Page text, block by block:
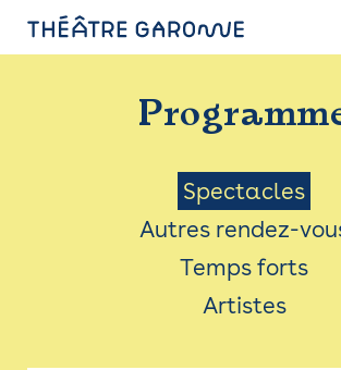
PROGRAMME
INFOS PRATIQUES
AVEC LES PUBLICS
ACCESSIBILITÉ
LES PRODUCTIONS
Menu
Saison
Spectacles
Autres rendez-
Temps forts
Artistes